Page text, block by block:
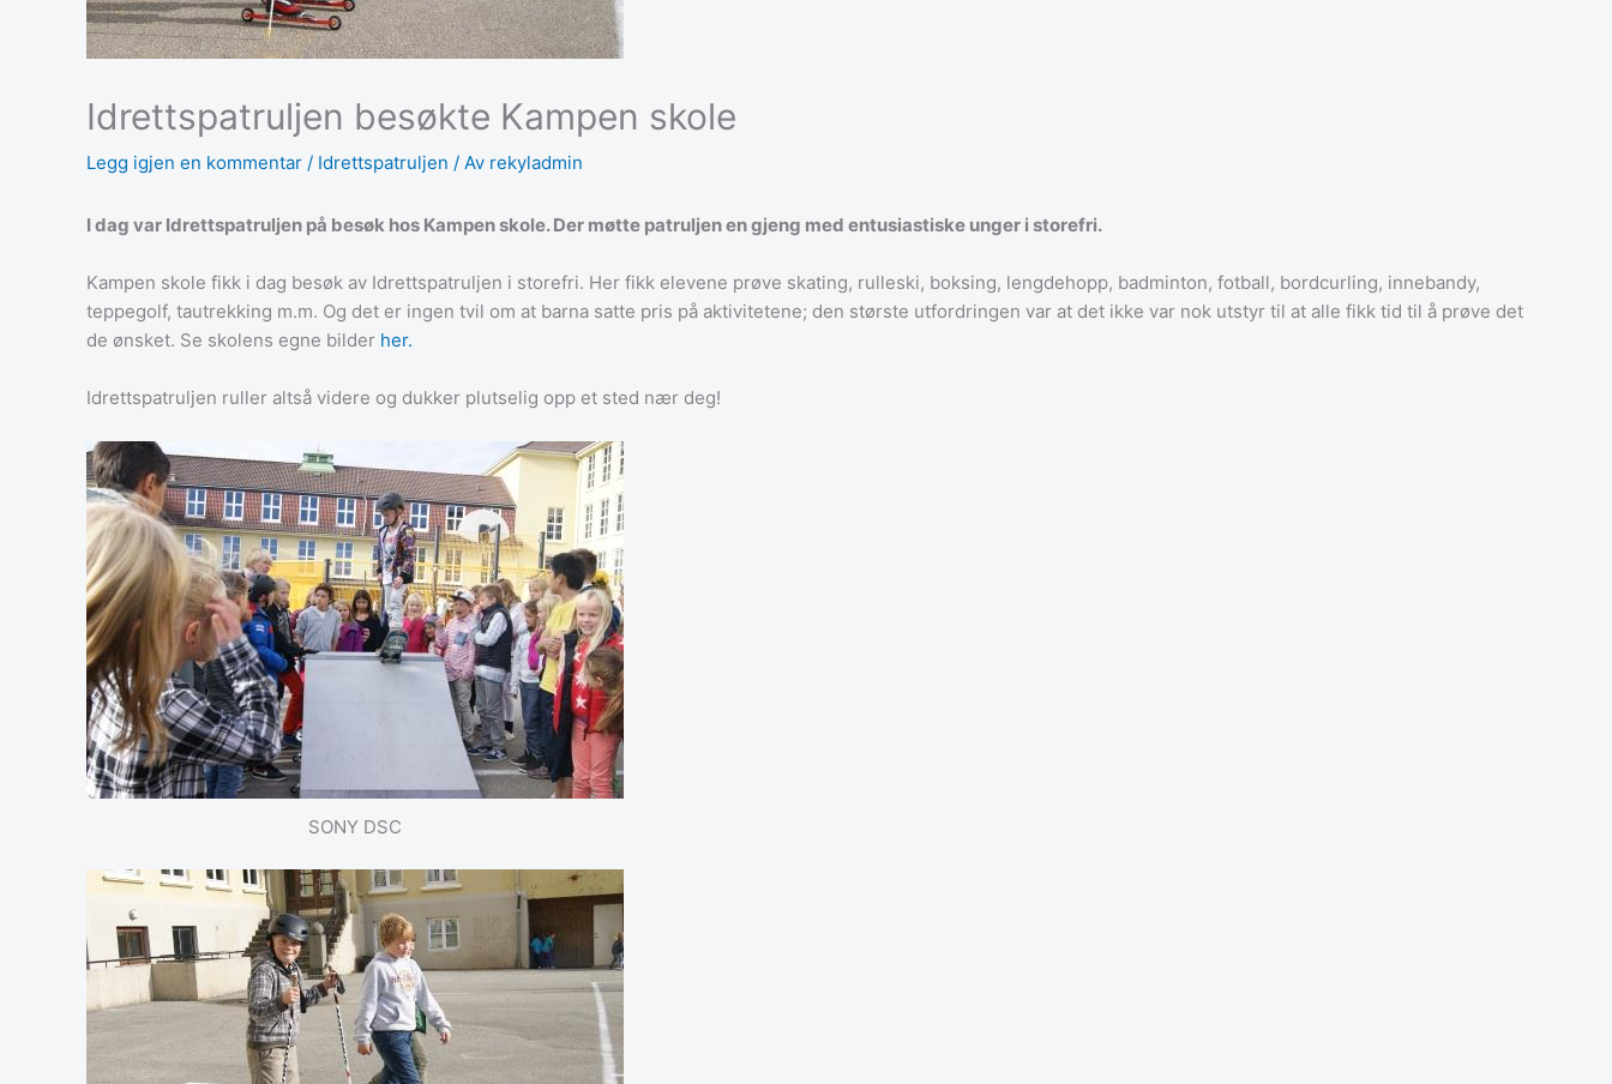
Idrettspatruljen besøkte Kampen skole
Legg igjen en kommentar / Idrettspatruljen / Av rekyladmin
I dag var Idrettspatruljen på besøk hos Kampen skole. Der møtte patruljen en gjeng med entusiastiske unger i storefri.
Kampen skole fikk i dag besøk av Idrettspatruljen i storefri. Her fikk elevene prøve skating, rulleski, boksing, lengdehopp, badminton, fotball, bordcurling, innebandy,
teppegolf, tautrekking m.m. Og det er ingen tvil om at barna satte pris på aktivitetene; den største utfordringen var at det ikke var nok utstyr til at alle fikk tid til å prøve det
de ønsket. Se skolens egne bilder her.
Idrettspatruljen ruller altså videre og dukker plutselig opp et sted nær deg!
SONY DSC